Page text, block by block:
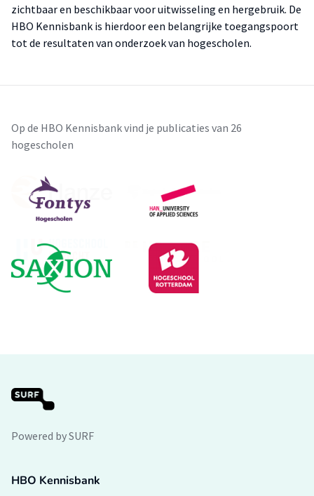
zichtbaar en beschikbaar voor uitwisseling en hergebruik. De
HBO Kennisbank is hierdoor een belangrijke toegangspoort
tot de resultaten van onderzoek van hogescholen.
Op de HBO Kennisbank vind je publicaties van 26
hogescholen
Powered by SURF
HBO Kennisbank